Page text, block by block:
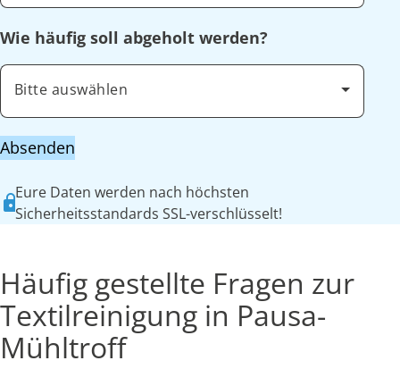
Wie häufig soll abgeholt werden?
Bitte auswählen
Absenden
Eure Daten werden nach höchsten
Sicherheitsstandards SSL-verschlüsselt!
Häufig gestellte Fragen zur
Textilreinigung in Pausa-
Mühltroff